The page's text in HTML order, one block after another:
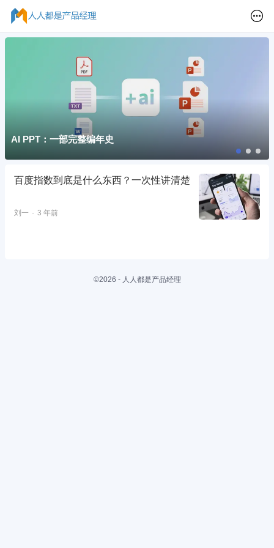
AI PPT：一部完整编年史
百度指数到底是什么东西？一次性讲清楚
刘一 3 年前
©2026 - 人人都是产品经理